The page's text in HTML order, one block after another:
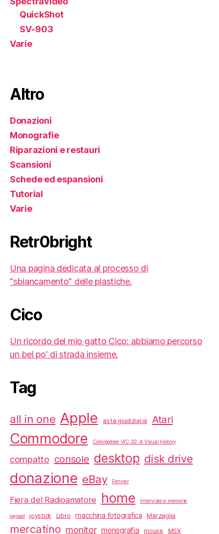
QuickShot
SV-903
Varie
Altro
Donazioni
Monografie
Riparazioni e restauri
Scansioni
Schede ed espansioni
Tutorial
Varie
Retr0bright
Una pagina dedicata al processo di
"sbiancamento" delle plastiche.
Cico
Un ricordo del mio gatto Cico: abbiamo percorso
un bel po' di strada insieme.
Tag
all in one Apple asta giudiziaria Atari
Commodore Commodore VIC 20: A Visual History
compatto console desktop disk drive
donazione eBay Fenner
Fiera del Radioamatore home interviste e memorie
joypad joystick Libro macchina fotografica Marzaglia
mercatino monitor monografia mouse MSX